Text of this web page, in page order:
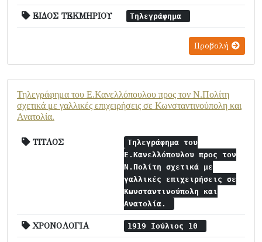
ΕΙΔΟΣ ΤΕΚΜΗΡΙΟΥ Τηλεγράφημα
Προβολή
Τηλεγράφημα του Ε.Κανελλόπουλου προς τον Ν.Πολίτη
σχετικά με γαλλικές επιχειρήσεις σε Κωνσταντινούπολη και
Ανατολία.
ΤΙΤΛΟΣ
Τηλεγράφημα του
Ε.Κανελλόπουλου προς τον
Ν.Πολίτη σχετικά με
γαλλικές επιχειρήσεις σε
Κωνσταντινούπολη και
Ανατολία.
ΧΡΟΝΟΛΟΓΙΑ 1919 Ιούλιος 10